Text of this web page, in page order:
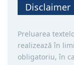
Disclaimer
Preluarea
realizează în
obligatoriu, în